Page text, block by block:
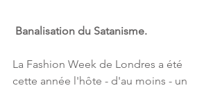
Banalisation du Satanisme.
La Fashion Week de Londres a été
cette année l'hôte - d'au moins - un